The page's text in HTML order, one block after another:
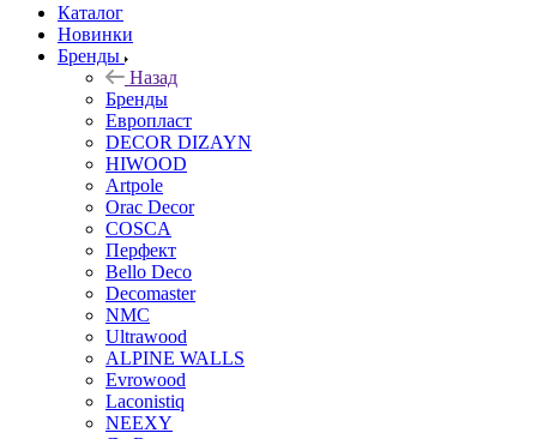
Каталог
Новинки
Бренды
Назад
Бренды
Европласт
DECOR DIZAYN
HIWOOD
Artpole
Orac Decor
COSCA
Перфект
Bello Deco
Decomaster
NMС
Ultrawood
ALPINE WALLS
Evrowood
Laconistiq
NEEXY